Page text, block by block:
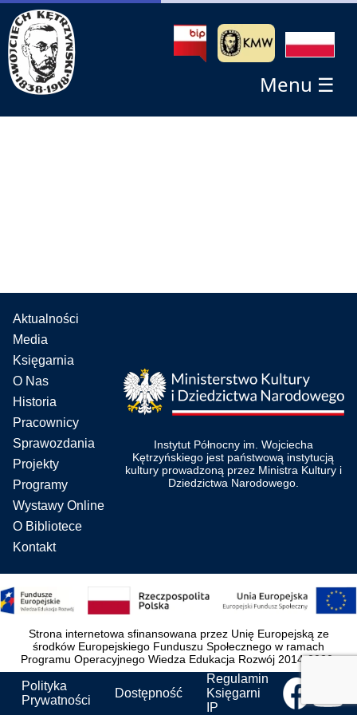
Menu ☰
Aktualności
Media
Księgarnia
O Nas
Historia
Pracownicy
Sprawozdania
Projekty
Programy
Wystawy Online
O Bibliotece
Kontakt
Instytut Północny im. Wojciecha
Kętrzyńskiego jest państwową instytucją
kultury prowadzoną przez Ministra Kultury i
Dziedzictwa Narodowego.
Strona internetowa sfinansowana przez Unię Europejską ze
środków Europejskiego Funduszu Społecznego w ramach
Programu Operacyjnego Wiedza Edukacja Rozwój 2014-2020.
Polityka
Prywatności
Dostępność
Regulamin
Księgarni
IP